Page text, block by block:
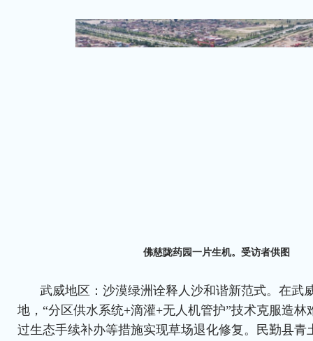
佛慈陇药园一片生机。受访者供图
武威地区：沙漠绿洲诠释人沙和谐新范式。在武
地，“分区供水系统+滴灌+无人机管护”技术克服造
过生态手续补办等措施实现草场退化修复。民勤县青